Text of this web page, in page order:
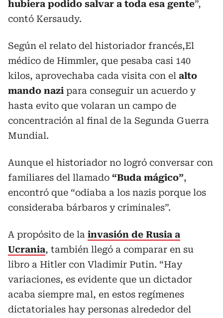
hubiera podido salvar a toda esa gente”,
contó Kersaudy.
Según el relato del historiador francés,El
médico de Himmler, que pesaba casi 140
kilos, aprovechaba cada visita con el alto
mando nazi para conseguir un acuerdo y
hasta evito que volaran un campo de
concentración al final de la Segunda Guerra
Mundial.
Aunque el historiador no logró conversar con
familiares del llamado “Buda mágico”,
encontró que “odiaba a los nazis porque los
consideraba bárbaros y criminales”.
A propósito de la invasión de Rusia a
Ucrania, también llegó a comparar en su
libro a Hitler con Vladimir Putin. “Hay
variaciones, es evidente que un dictador
acaba siempre mal, en estos regímenes
dictatoriales hay personas alrededor del